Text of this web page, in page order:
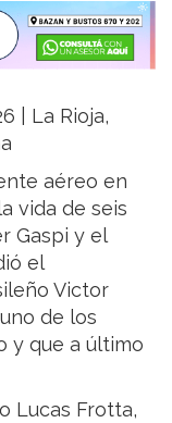
| La Rioja,
aéreo en
vida de seis
Gaspi y el
el
Victor
de los
y que a último
Lucas Frotta,